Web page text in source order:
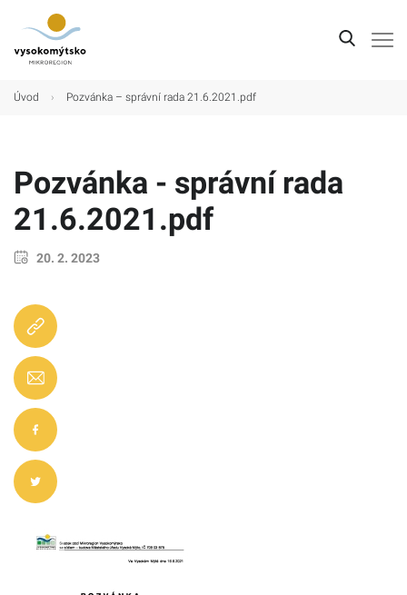
Úvod › Pozvánka – správní rada 21.6.2021.pdf
Pozvánka - správní rada
21.6.2021.pdf
20. 2. 2023
Úvod
Turistické cíle